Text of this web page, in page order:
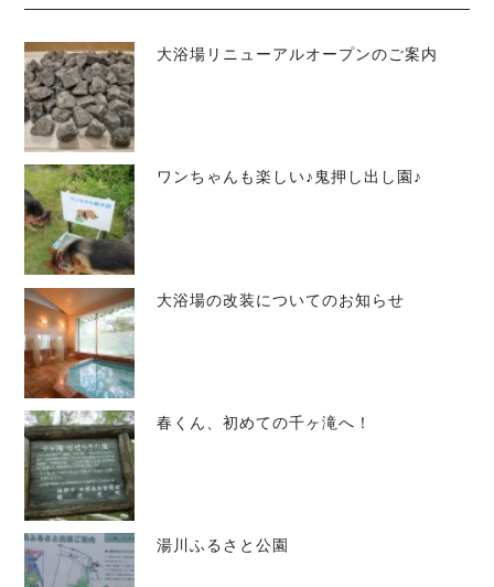
大浴場リニューアルオープンのご案内
ワンちゃんも楽しい♪鬼押し出し園♪
大浴場の改装についてのお知らせ
春くん、初めての千ヶ滝へ！
湯川ふるさと公園